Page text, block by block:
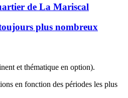
de La Mariscal
plus nombreux
et thématique en option).
en fonction des périodes les plus